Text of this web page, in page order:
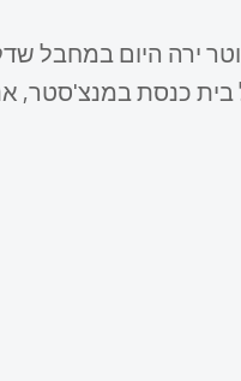
ירה היום במחבל
בית כנסת במנצ'סטר,